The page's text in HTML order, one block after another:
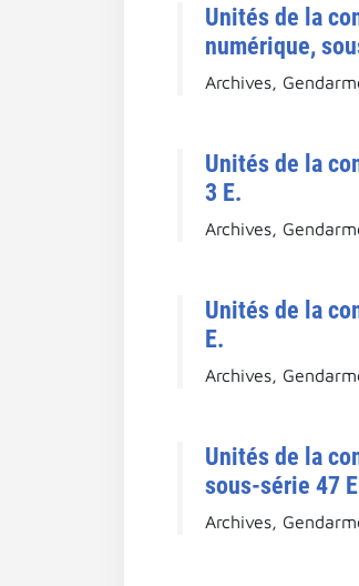
Unités de la
numérique,
Archives,
Unités de la
3 E.
Archives,
Unités de la
E.
Archives,
Unités de la
sous-série 47
Archives,